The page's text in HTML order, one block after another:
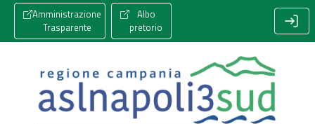
Amministrazione
Trasparente
Albo
pretorio